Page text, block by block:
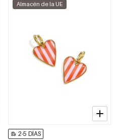
Almacén de la UE
2-5 DÍAS